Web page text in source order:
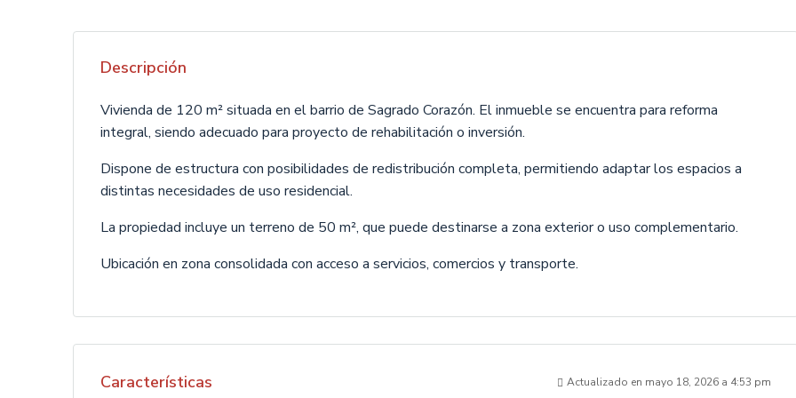
Descripción
Vivienda de 120 m² situada en el barrio de Sagrado Corazón. El inmueble se encuentra para reforma
integral, siendo adecuado para proyecto de rehabilitación o inversión.
Dispone de estructura con posibilidades de redistribución completa, permitiendo adaptar los espacios a
distintas necesidades de uso residencial.
La propiedad incluye un terreno de 50 m², que puede destinarse a zona exterior o uso complementario.
Ubicación en zona consolidada con acceso a servicios, comercios y transporte.
Características Actualizado en mayo 18, 2026 a 4:53 pm